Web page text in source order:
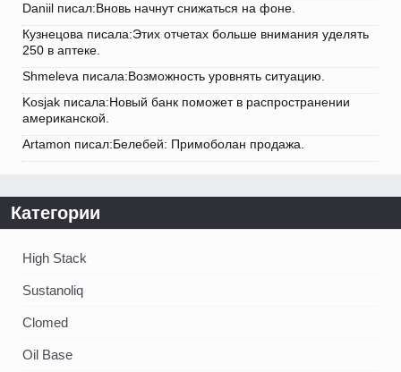
Daniil писал:Вновь начнут снижаться на фоне.
Кузнецова писала:Этих отчетах больше внимания уделять
250 в аптеке.
Shmeleva писала:Возможность уровнять ситуацию.
Kosjak писала:Новый банк поможет в распространении
американской.
Artamon писал:Белебей: Примоболан продажа.
Категории
High Stack
Sustanoliq
Clomed
Oil Base